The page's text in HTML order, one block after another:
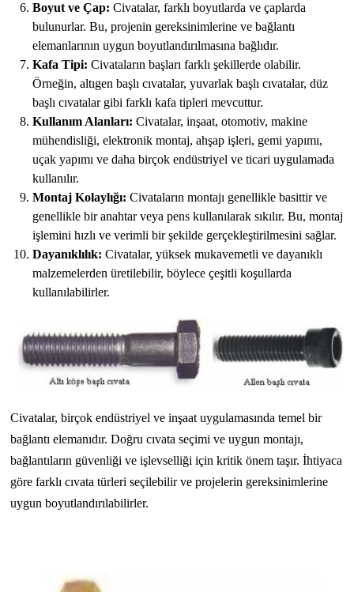
Boyut ve Çap: Civatalar, farklı boyutlarda ve çaplarda
bulunurlar. Bu, projenin gereksinimlerine ve bağlantı
elemanlarının uygun boyutlandırılmasına bağlıdır.
Kafa Tipi: Civataların başları farklı şekillerde olabilir.
Örneğin, altıgen başlı cıvatalar, yuvarlak başlı cıvatalar, düz
başlı cıvatalar gibi farklı kafa tipleri mevcuttur.
Kullanım Alanları: Civatalar, inşaat, otomotiv, makine
mühendisliği, elektronik montaj, ahşap işleri, gemi yapımı,
uçak yapımı ve daha birçok endüstriyel ve ticari uygulamada
kullanılır.
Montaj Kolaylığı: Civataların montajı genellikle basittir ve
genellikle bir anahtar veya pens kullanılarak sıkılır. Bu, montaj
işlemini hızlı ve verimli bir şekilde gerçekleştirilmesini sağlar.
Dayanıklılık: Civatalar, yüksek mukavemetli ve dayanıklı
malzemelerden üretilebilir, böylece çeşitli koşullarda
kullanılabilirler.
Civatalar, birçok endüstriyel ve inşaat uygulamasında temel bir
bağlantı elemanıdır. Doğru cıvata seçimi ve uygun montajı,
bağlantıların güvenliği ve işlevselliği için kritik önem taşır. İhtiyaca
göre farklı cıvata türleri seçilebilir ve projelerin gereksinimlerine
uygun boyutlandırılabilirler.